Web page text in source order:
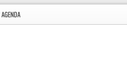
AGENDA